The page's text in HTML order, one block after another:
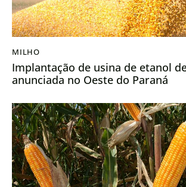
MILHO
Implantação de usina de etanol
anunciada no Oeste do Paraná